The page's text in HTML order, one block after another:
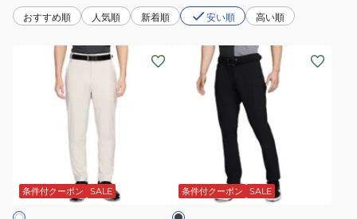
おすすめ順 人気順 新着順 安い順 高い順
ェ
ア
条件付クーポン SALE
ェ
ア
条件付クーポン SALE
ラ
ッ
ク